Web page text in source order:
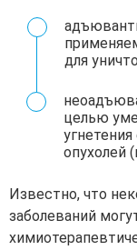
для
целью
опухолей
Известно, что
заболеваний